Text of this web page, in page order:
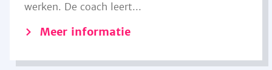
werken. De coach leert...
Meer informatie